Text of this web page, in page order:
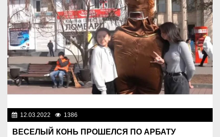
12.03.2022 1386
ВЕСЕЛЫЙ КОНЬ ПРОШЕЛСЯ ПО АРБАТУ